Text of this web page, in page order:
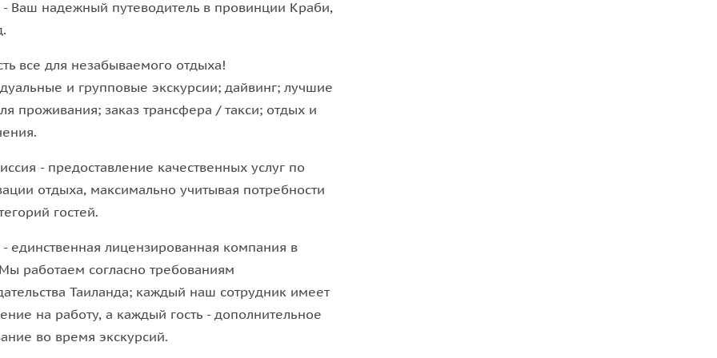
в этой пещере когда-то жил тигр, рев
ужас на жителей этих мест. А когда тигра не
которые и сейчас живут здесь.
расщелине, и оно прекрасно вписывается в
интересный храмовый комплекс из тех, что
в лабиринтах природных пещер, а вокруг
Здесь можно познакомиться с
а также получить благословение от местных
руку специальную ленточку на удачу.
минеральными источниками с
до 45 градусов). Горячие ванны помогут
и придадут сил и энергии. При этом важно
более 30 минут и делать перерывы в купании, и
- Ваш надежный путеводитель в провинции Краби,
все для незабываемого отдыха!
и групповые экскурсии; дайвинг; лучшие
проживания; заказ трансфера / такси; отдых и
- предоставление качественных услуг по
отдыха, максимально учитывая потребности
гостей.
- единственная лицензированная компания в
работаем согласно требованиям
Таиланда; каждый наш сотрудник имеет
на работу, а каждый гость - дополнительное
во время экскурсий.